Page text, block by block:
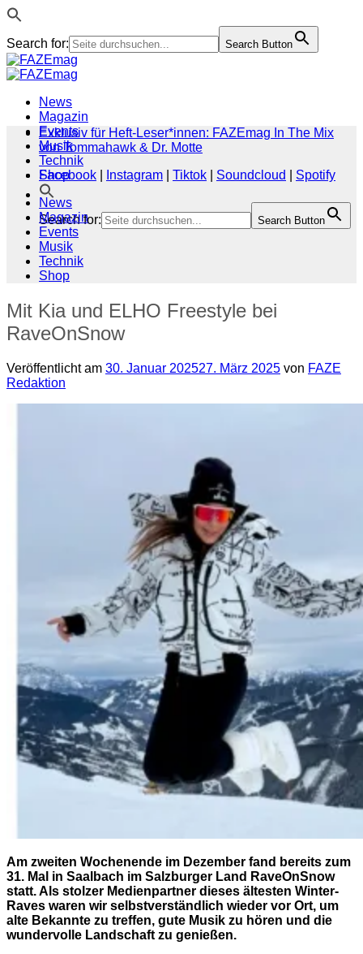
Search for: Search Button
Zum
Inhalt
News
Magazin
Events
Musik
Technik
Shop
Search for: Search Button
Exklusiv für Heft-Leser*innen: FAZEmag In The Mix
von Tommahawk & Dr. Motte
Facebook
Instagram Tiktok Soundcloud
Spotify
News
Magazin
Events
Musik
Technik
Shop
Mit Kia und ELHO Freestyle bei
RaveOnSnow
Veröffentlicht am 30. Januar 202527. März 2025 von FAZE
Redaktion
Am zweiten Wochenende im Dezember fand bereits zum
31. Mal in Saalbach im Salzburger Land RaveOnSnow
statt. Als stolzer Medienpartner dieses ältesten Winter-
Raves waren wir selbstverständlich wieder vor Ort, um
alte Bekannte zu treffen, gute Musik zu hören und die
wundervolle Landschaft zu genießen.